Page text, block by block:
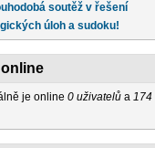
soutěž v řešení
úloh a sudoku!
je online 0 uživatelů a 174